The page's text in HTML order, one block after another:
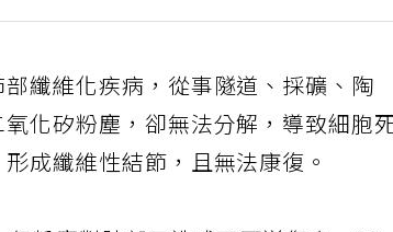
纖維化疾病，從事隧道、採礦、陶
化矽粉塵，卻無法分解，導致細胞
成纖維性結節，且無法康復。